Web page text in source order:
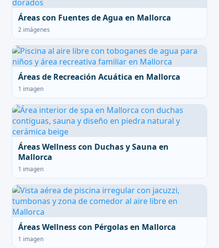
Áreas con Fuentes de Agua en Mallorca
2 imágenes
Áreas de Recreación Acuática en Mallorca
1 imagen
Áreas Wellness con Duchas y Sauna en
Mallorca
1 imagen
Áreas Wellness con Pérgolas en Mallorca
1 imagen